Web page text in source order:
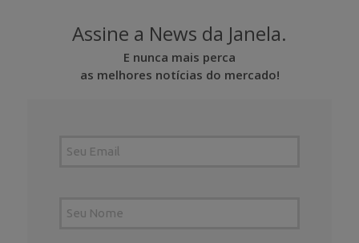
Assine a News da Janela.
E nunca mais perca
as melhores notícias do mercado!